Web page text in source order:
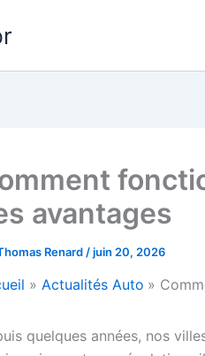
avantages
Renard /juin 20, 2026
Actualités Auto
quelques années, nos